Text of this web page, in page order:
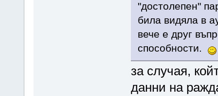
"достолепен"
била видяла в
вече е друг
способности.
за случая,
данни на